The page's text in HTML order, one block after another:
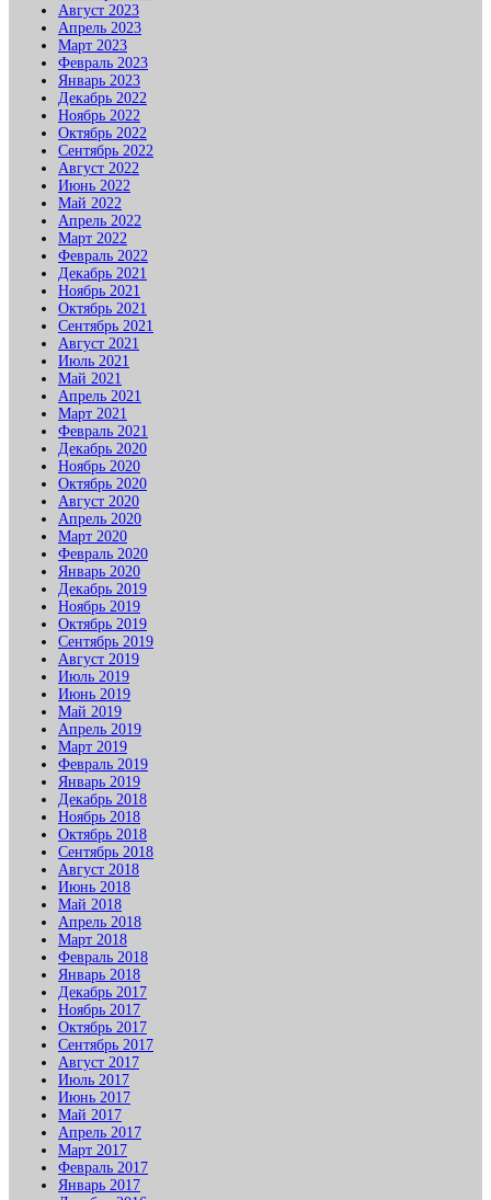
Август 2023
Апрель 2023
Март 2023
Февраль 2023
Январь 2023
Декабрь 2022
Ноябрь 2022
Октябрь 2022
Сентябрь 2022
Август 2022
Июнь 2022
Май 2022
Апрель 2022
Март 2022
Февраль 2022
Декабрь 2021
Ноябрь 2021
Октябрь 2021
Сентябрь 2021
Август 2021
Июль 2021
Май 2021
Апрель 2021
Март 2021
Февраль 2021
Декабрь 2020
Ноябрь 2020
Октябрь 2020
Август 2020
Апрель 2020
Март 2020
Февраль 2020
Январь 2020
Декабрь 2019
Ноябрь 2019
Октябрь 2019
Сентябрь 2019
Август 2019
Июль 2019
Июнь 2019
Май 2019
Апрель 2019
Март 2019
Февраль 2019
Январь 2019
Декабрь 2018
Ноябрь 2018
Октябрь 2018
Сентябрь 2018
Август 2018
Июнь 2018
Май 2018
Апрель 2018
Март 2018
Февраль 2018
Январь 2018
Декабрь 2017
Ноябрь 2017
Октябрь 2017
Сентябрь 2017
Август 2017
Июль 2017
Июнь 2017
Май 2017
Апрель 2017
Март 2017
Февраль 2017
Январь 2017